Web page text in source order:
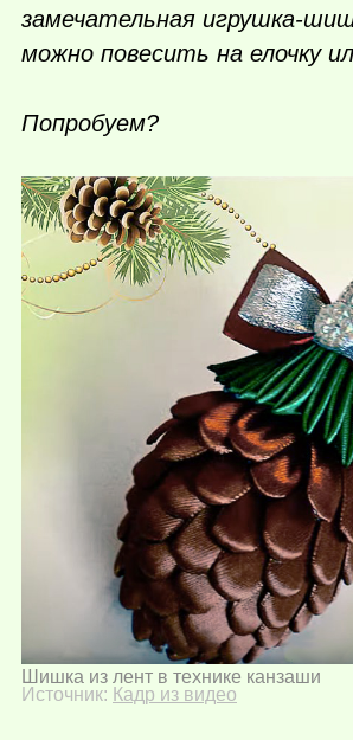
замечательная игрушка-
можно повесить на елочку
Попробуем?
Шишка из лент в технике канзаши
Источник: Кадр из видео